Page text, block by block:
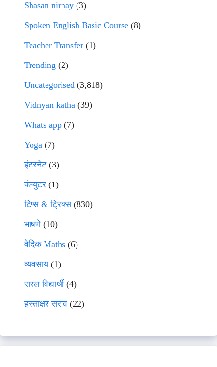
Shasan nirnay (3)
Spoken English Basic Course (8)
Teacher Transfer (1)
Trending (2)
Uncategorised (3,818)
Vidnyan katha (39)
Whats app (7)
Yoga (7)
इंटरनेट(3)
कंप्युटर (1)
टिप्स & ट्रिक्स(830)
भाषणे(10)
वेदिक Maths (6)
व्यवसाय(1)
सरल विद्यार्थी(4)
हस्ताक्षर सराव (22)